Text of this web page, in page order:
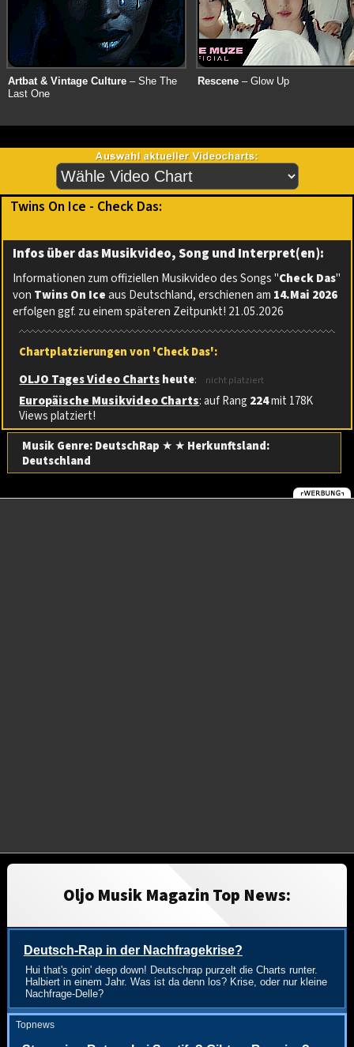
Artbat & Vintage Culture – She The
Last One
Rescene – Glow Up
Twins On Ice - Check Das:
Infos über das Musikvideo, Song und Interpret(en):
Informationen zum offiziellen Musikvideo des Songs "Check Das"
von Twins On Iceaus Deutschland, erschienen am 14.Mai 2026
erfolgen ggf. zu einem späteren Zeitpunkt! 21.05.2026
Chartplatzierungen von 'Check Das':
OLJO Tages Video Chartsheute: nicht platziert
Europäische Musikvideo Charts: auf Rang 224mit 178K
Views platziert!
Musik Genre: DeutschRap ★ ★ Herkunftsland:
Deutschland
Oljo Musik Magazin Top News:
Deutsch-Rap in der Nachfragekrise?
Hui that's goin' deep down! Deutschrap purzelt die Charts runter.
Halbiert in einem Jahr. Was ist da denn los? Krise, oder nur kleine
Nachfrage-Delle?
Topnews